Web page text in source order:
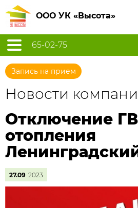
ООО УК «Высота»
65-02-75
Запись на прием
Новости
Отключение
отопления
27.09 2023